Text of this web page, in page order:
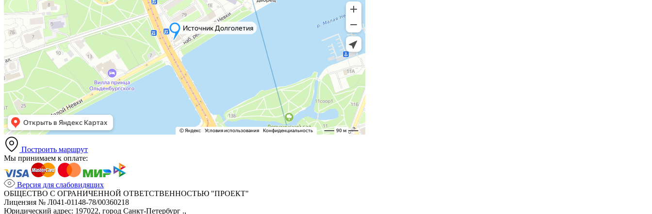
Построить маршрут
Мы принимаем к оплате:
Версия для слабовидящих
ОБЩЕСТВО С ОГРАНИЧЕННОЙ ОТВЕТСТВЕННОСТЬЮ "ПРОЕКТ"
Лицензия № Л041-01148-78/00360218
Юридический адрес: 197022, город Санкт-Петербург .,